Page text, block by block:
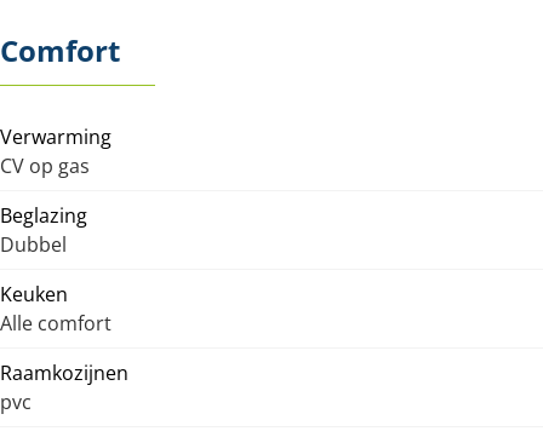
Comfort
Verwarming
CV op gas
Beglazing
Dubbel
Keuken
Alle comfort
Raamkozijnen
pvc